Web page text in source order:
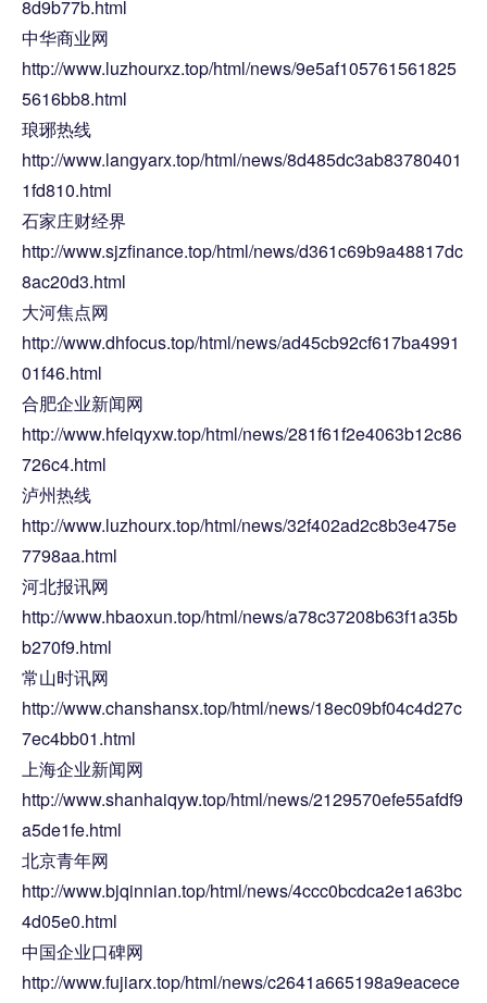
8d9b77b.html
中华商业网
http://www.luzhourxz.top/html/news/9e5af105761561825
5616bb8.html
琅琊热线
http://www.langyarx.top/html/news/8d485dc3ab83780401
1fd810.html
石家庄财经界
http://www.sjzfinance.top/html/news/d361c69b9a48817dc
8ac20d3.html
大河焦点网
http://www.dhfocus.top/html/news/ad45cb92cf617ba4991
01f46.html
合肥企业新闻网
http://www.hfeiqyxw.top/html/news/281f61f2e4063b12c86
726c4.html
泸州热线
http://www.luzhourx.top/html/news/32f402ad2c8b3e475e
7798aa.html
河北报讯网
http://www.hbaoxun.top/html/news/a78c37208b63f1a35b
b270f9.html
常山时讯网
http://www.chanshansx.top/html/news/18ec09bf04c4d27c
7ec4bb01.html
上海企业新闻网
http://www.shanhaiqyw.top/html/news/2129570efe55afdf9
a5de1fe.html
北京青年网
http://www.bjqinnian.top/html/news/4ccc0bcdca2e1a63bc
4d05e0.html
中国企业口碑网
http://www.fujiarx.top/html/news/c2641a665198a9eacece